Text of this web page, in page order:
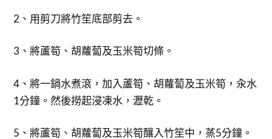
2、用剪刀將竹笙底部剪去。
3、將蘆筍、胡蘿蔔及玉米筍切條。
4、將一鍋水煮滾，加入蘆筍、胡蘿蔔及玉米筍，汆水
1分鐘。然後撈起浸凍水，瀝乾。
5、將蘆筍、胡蘿蔔及玉米筍釀入竹笙中，蒸5分鐘。